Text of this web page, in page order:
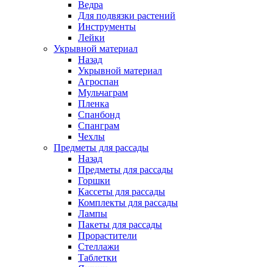
Ведра
Для подвязки растений
Инструменты
Лейки
Укрывной материал
Назад
Укрывной материал
Агроспан
Мульчаграм
Пленка
Спанбонд
Спанграм
Чехлы
Предметы для рассады
Назад
Предметы для рассады
Горшки
Кассеты для рассады
Комплекты для рассады
Лампы
Пакеты для рассады
Прорастители
Стеллажи
Таблетки